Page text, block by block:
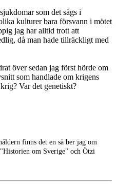
som det sägs i
kulturer bara försvann i mötet
jag har alltid trott att
då man hade tillräckligt med
över sedan jag först hörde om
som handlade om krigens
Var det genetiskt?
finns det en så ber jag om
om Sverige" och Ötzi